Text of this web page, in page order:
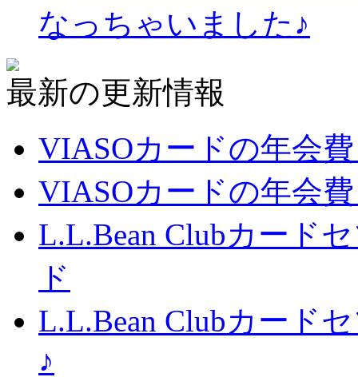
なっちゃいました♪
最新の更新情報
VIASOカードの年会
VIASOカードの年会
L.L.Bean Clubカード
ド
L.L.Bean Clubカード
♪